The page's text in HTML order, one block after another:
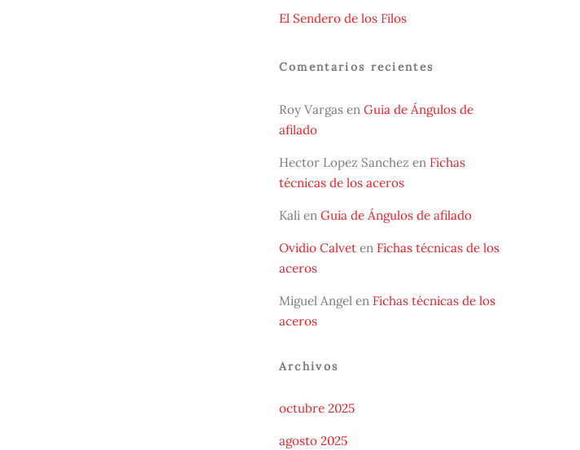
El Sendero de los Filos
Comentarios recientes
Roy Vargasen Guia de Ángulos de
afilado
Hector Lopez Sanchez en Fichas
técnicas de los aceros
Kalien Guia de Ángulos de afilado
Ovidio Calveten Fichas técnicas de los
aceros
Miguel Angelen Fichas técnicas de los
aceros
Archivos
octubre 2025
agosto 2025